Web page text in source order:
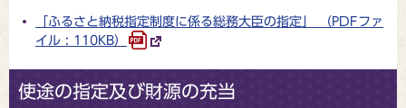
「ふるさと納税指定制度に係る総務大臣の指定」 （PDFファ
イル : 110KB）
使途の指定及び財源の充当